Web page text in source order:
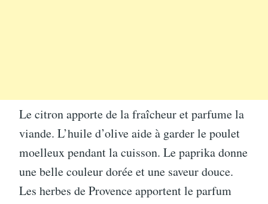
Le citron apporte de la fraîcheur et parfume la
viande. L’huile d’olive aide à garder le poulet
moelleux pendant la cuisson. Le paprika donne
une belle couleur dorée et une saveur douce.
Les herbes de Provence apportent le parfum